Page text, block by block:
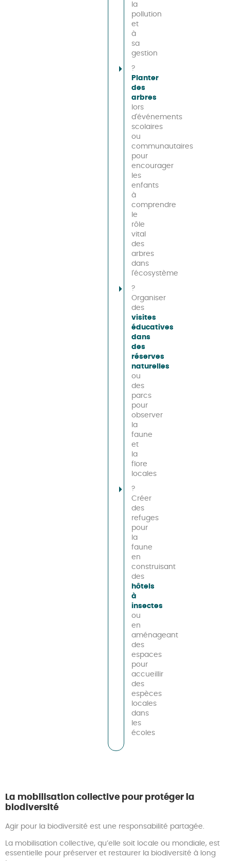
la
pollution
et
à
sa
gestion
?
Planter
des
arbres
lors
d'événements
scolaires
ou
communautaires
pour
encourager
les
enfants
à
comprendre
le
rôle
vital
des
arbres
dans
l'écosystème
?
Organiser
des
visites
éducatives
dans
des
réserves
naturelles
ou
des
parcs
pour
observer
la
faune
et
la
flore
locales
?
Créer
des
refuges
pour
la
faune
en
construisant
des
hôtels
à
insectes
ou
en
aménageant
des
espaces
pour
accueillir
des
espèces
locales
dans
les
écoles
La mobilisation collective pour protéger la
biodiversité
Agir pour la biodiversité est une responsabilité partagée.
La mobilisation collective, qu’elle soit locale ou mondiale, est
essentielle pour préserver et restaurer la biodiversité à long